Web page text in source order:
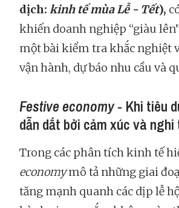
dịch: kinh tế mùa Lễ - Tết),
khiến doanh nghiệp “giàu
một bài kiểm tra khắc nghiệt
vận hành, dự báo nhu cầu và
Festive economy- Khi tiêu
dẫn dắt bởi cảm xúc và nghi
Trong các phân tích kinh tế
economymô tả những giai
tăng mạnh quanh các dịp lễ